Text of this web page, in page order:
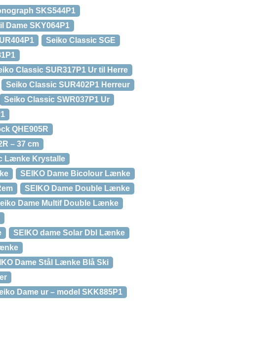
SKS544P1
Dame SKY064P1
Seiko Classic SGE
Classic SUR317P1 Ur til Herre
Seiko Classic SUR402P1 Herreur
Seiko Classic SWR037P1 Ur
QHE905R
– 37 cm
Lænke Krystalle
SEIKO Dame Bicolour Lænke
SEIKO Dame Double Lænke
Dame Multif Double Lænke
SEIKO dame Solar Dbl Lænke
Dame Stål Lænke Blå Ski
Dame ur – model SKK885P1